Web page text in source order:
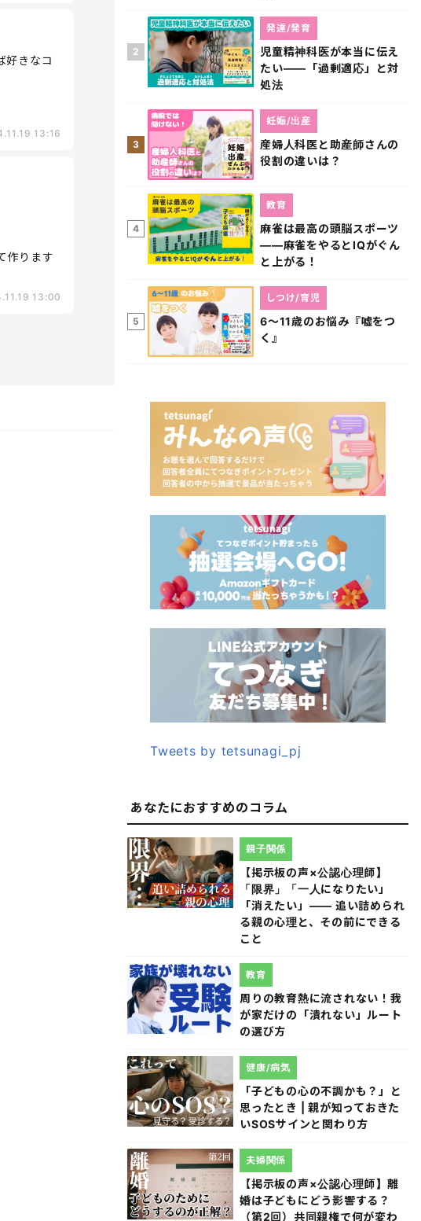
好きなコ
13:16
作ります
13:00
2
児童精神科医が本当に伝え
たい――「過剰適応」と対
処法
発達/発育
3
産婦人科医と助産師さんの
役割の違いは？
妊娠/出産
4
麻雀は最高の頭脳スポーツ
――麻雀をやるとIQがぐん
と上がる！
教育
5
6～11歳のお悩み『嘘をつ
く』
しつけ/育児
Tweets by tetsunagi_pj
あなたにおすすめのコラム
【掲示板の声×公認心理師】
「限界」「一人になりたい」
「消えたい」―― 追い詰められ
る親の心理と、その前にできる
こと
親子関係
周りの教育熱に流されない！我
が家だけの「潰れない」ルート
の選び方
教育
「子どもの心の不調かも？」と
思ったとき | 親が知っておきた
いSOSサインと関わり方
健康/病気
【掲示板の声×公認心理師】離
婚は子どもにどう影響する？
（第2回）共同親権で何が変わ
夫婦関係